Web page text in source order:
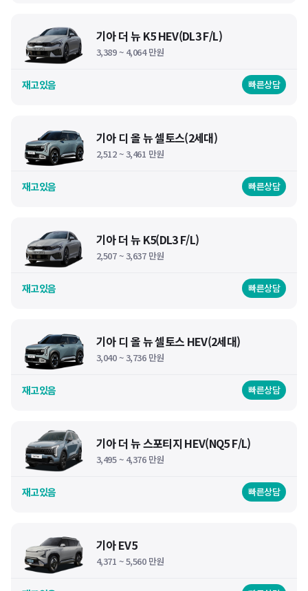
기아 더 뉴 K5 HEV(DL3 F/L)
3,389 ~ 4,064 만원
재고있음 빠른상담
기아 디 올 뉴 셀토스(2세대)
2,512 ~ 3,461 만원
재고있음 빠른상담
기아 더 뉴 K5(DL3 F/L)
2,507 ~ 3,637 만원
재고있음 빠른상담
기아 디 올 뉴 셀토스 HEV(2세대)
3,040 ~ 3,736 만원
재고있음 빠른상담
기아 더 뉴 스포티지 HEV(NQ5 F/L)
3,495 ~ 4,376 만원
재고있음 빠른상담
기아 EV5
4,371 ~ 5,560 만원